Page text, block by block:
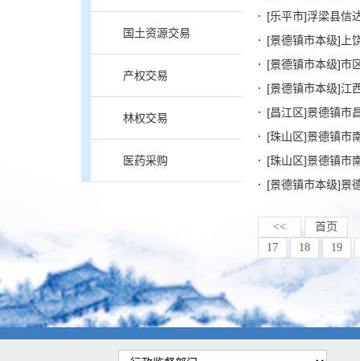
国土资源交易
产权交易
林权交易
医药采购
[景德镇市本级]市
[昌江区]景德镇市
[珠山区]景德镇市
[珠山区]景德镇市
<<
首页
17
18 19